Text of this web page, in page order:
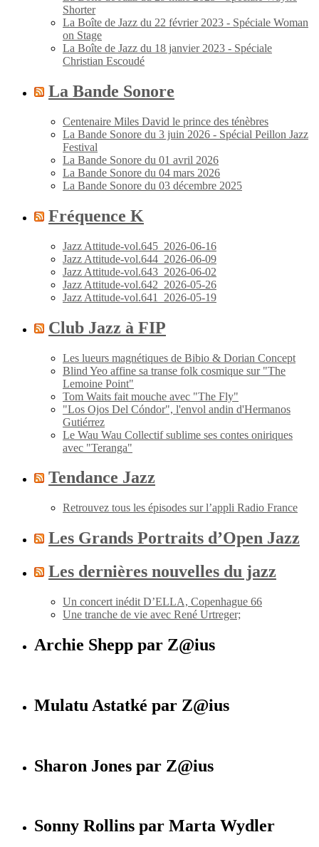
Shorter
La Boîte de Jazz du 22 février 2023 - Spéciale Woman
on Stage
La Boîte de Jazz du 18 janvier 2023 - Spéciale
Christian Escoudé
La Bande Sonore
Centenaire Miles David le prince des ténèbres
La Bande Sonore du 3 juin 2026 - Spécial Peillon Jazz
Festival
La Bande Sonore du 01 avril 2026
La Bande Sonore du 04 mars 2026
La Bande Sonore du 03 décembre 2025
Fréquence K
Jazz Attitude-vol.645_2026-06-16
Jazz Attitude-vol.644_2026-06-09
Jazz Attitude-vol.643_2026-06-02
Jazz Attitude-vol.642_2026-05-26
Jazz Attitude-vol.641_2026-05-19
Club Jazz à FIP
Les lueurs magnétiques de Bibio & Dorian Concept
Blind Yeo affine sa transe folk cosmique sur "The
Lemoine Point"
Tom Waits fait mouche avec "The Fly"
"Los Ojos Del Cóndor", l'envol andin d'Hermanos
Gutiérrez
Le Wau Wau Collectif sublime ses contes oniriques
avec "Teranga"
Tendance Jazz
Retrouvez tous les épisodes sur l’appli Radio France
Les Grands Portraits d’Open Jazz
Les dernières nouvelles du jazz
Un concert inédit D’ELLA, Copenhague 66
Une tranche de vie avec René Urtreger;
Archie Shepp par Z@ius
Mulatu Astatké par Z@ius
Sharon Jones par Z@ius
Sonny Rollins par Marta Wydler